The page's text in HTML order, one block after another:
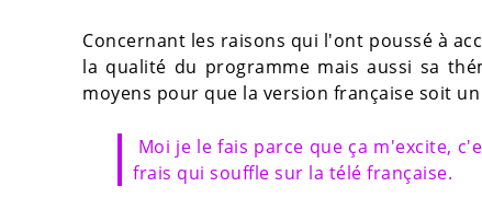
Concernant les raisons qui l'ont poussé à
la qualité du programme mais aussi sa
moyens pour que la version française soit un
Moi je le fais parce que ça m'excite,
frais qui souffle sur la télé française.